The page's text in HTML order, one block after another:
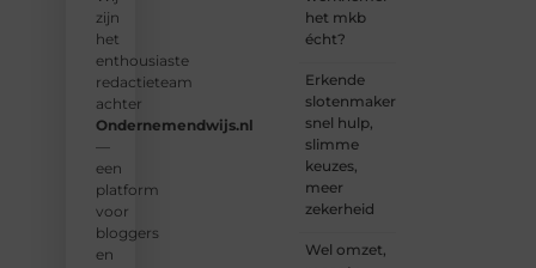
zijn
het
enthousiaste
redactieteam
achter
Ondernemendwijs.nl
—
een
platform
voor
bloggers
en
het mkb
écht?
Erkende
slotenmakers:
snel hulp,
slimme
keuzes,
meer
zekerheid
Wel omzet,